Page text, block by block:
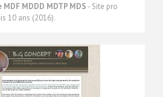
MDF MDDD MDTP MDS - Site pro
10 ans (2016).